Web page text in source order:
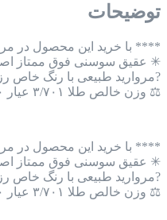
توضیحات
**** با خرید این محصول در
✳ عقیق سوسنی فوق ممتاز
?مروارید طبیعی با رنگ خاص
⚖ وزن خالص طلا ۳/۷۰۱ عیار ۷۵۰
**** با خرید این محصول در
✳ عقیق سوسنی فوق ممتاز
?مروارید طبیعی با رنگ خاص
⚖ وزن خالص طلا ۳/۷۰۱ عیار ۷۵۰